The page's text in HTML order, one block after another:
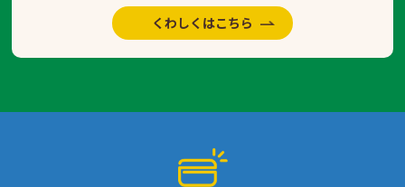
くわしくはこちら